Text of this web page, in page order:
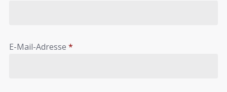
E-Mail-Adresse *